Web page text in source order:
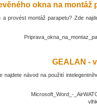
okna na montáž
provést montáž parapetu? Zde
GEALAN -
návod na použití
Microsoft_Word_-